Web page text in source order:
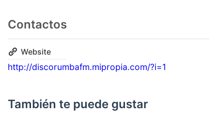
Contactos
Website
http://discorumbafm.mipropia.com/?i=1
También te puede gustar